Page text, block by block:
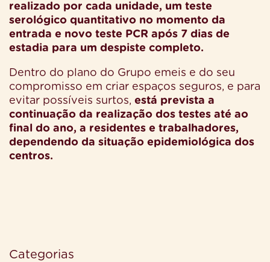
realizado por cada unidade, um teste
serológico quantitativo no momento da
entrada e novo teste PCR após 7 dias de
estadia para um despiste completo.
Dentro do plano do Grupo emeis e do seu
compromisso em criar espaços seguros, e para
evitar possíveis surtos, está prevista a
continuação da realização dos testes até ao
final do ano, a residentes e trabalhadores,
dependendo da situação epidemiológica dos
centros.
Categorias